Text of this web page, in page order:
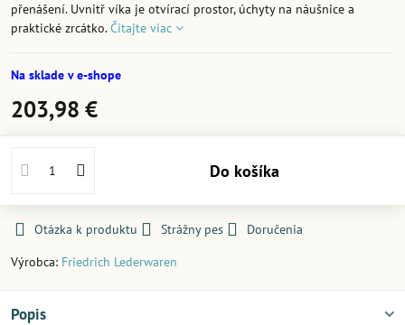
přenášení. Uvnitř víka je otvírací prostor, úchyty na náušnice a
praktické zrcátko.Čítajte viac
Na sklade v e-shope
203,98 €
Do košíka
Otázka k produktu Strážny pes
Doručenia
Výrobca: Friedrich Lederwaren
Popis